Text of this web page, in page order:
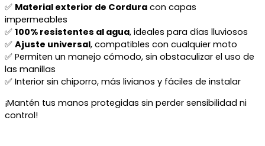
✅ Material exterior de Cordura con capas
impermeables
✅ 100% resistentes al agua, ideales para días lluviosos
✅ Ajuste universal, compatibles con cualquier moto
✅ Permiten un manejo cómodo, sin obstaculizar el uso de
las manillas
✅ Interior sin chiporro, más livianos y fáciles de instalar
¡Mantén tus manos protegidas sin perder sensibilidad ni
control!